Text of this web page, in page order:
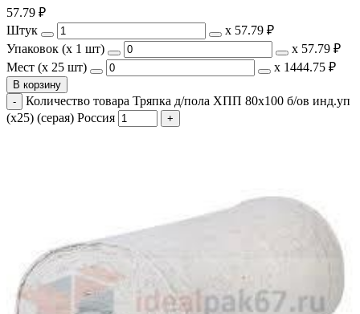
57.79 ₽
Штук
х 57.79 ₽
Упаковок (x 1 шт)
х 57.79 ₽
Мест (x 25 шт)
х 1444.75 ₽
В корзину
Количество товара Тряпка д/пола ХПП 80х100 б/ов инд.уп
(х25) (серая) Россия